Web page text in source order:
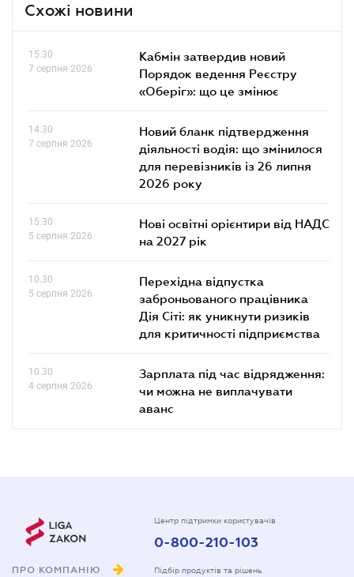
Схожі новини
15.30
7 серпня 2026
Кабмін затвердив новий
Порядок ведення Реєстру
«Оберіг»: що це змінює
14.30
7 серпня 2026
Новий бланк підтвердження
діяльності водія: що змінилося
для перевізників із 26 липня
2026 року
15.30
5 серпня 2026
Нові освітні орієнтири від НАДС
на 2027 рік
10.30
5 серпня 2026
Перехідна відпустка
заброньованого працівника
Дія Сіті: як уникнути ризиків
для критичності підприємства
10.30
4 серпня 2026
Зарплата під час відрядження:
чи можна не виплачувати
аванс
ПРО КОМПАНІЮ
Центр підтримки користувачів
0-800-210-103
Підбір продуктів та рішень